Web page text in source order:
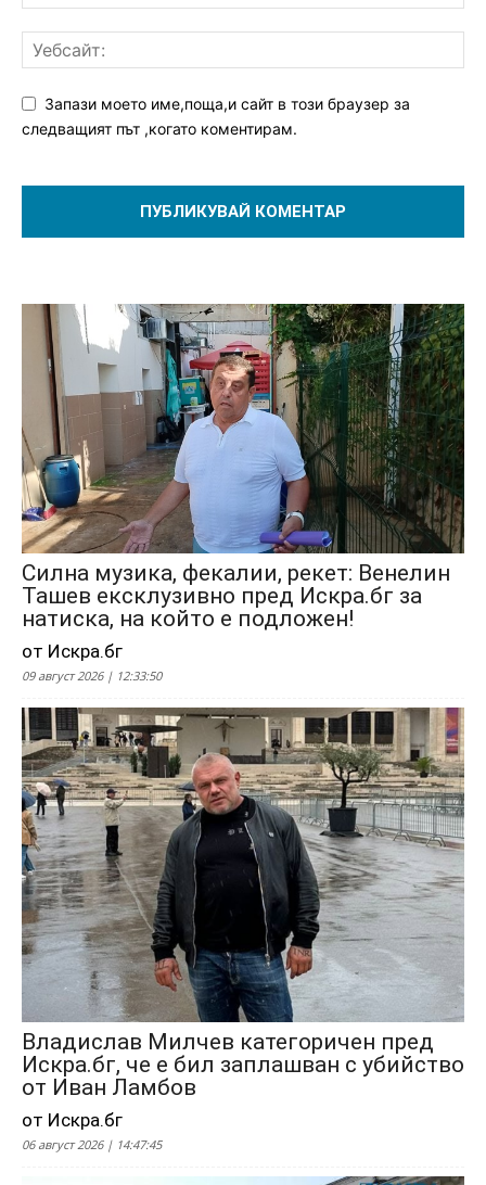
Запази моето име,поща,и сайт в този браузер за
следващият път ,когато коментирам.
Силна музика, фекалии, рекет: Венелин
Ташев ексклузивно пред Искра.бг за
натиска, на който е подложен!
от Искра.бг
09 август 2026 | 12:33:50
Владислав Милчев категоричен пред
Искра.бг, че е бил заплашван с убийство
от Иван Ламбов
от Искра.бг
06 август 2026 | 14:47:45